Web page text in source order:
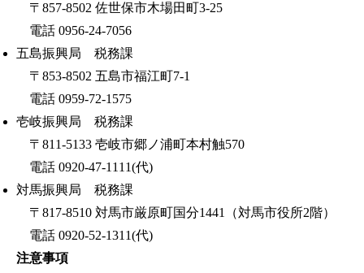
〒857-8502 佐世保市木場田町3-25
電話 0956-24-7056
五島振興局 税務課
〒853-8502 五島市福江町7-1
電話 0959-72-1575
壱岐振興局 税務課
〒811-5133 壱岐市郷ノ浦町本村触570
電話 0920-47-1111(代)
対馬振興局 税務課
〒817-8510 対馬市厳原町国分1441（対馬市役所2階）
電話 0920-52-1311(代)
注意事項